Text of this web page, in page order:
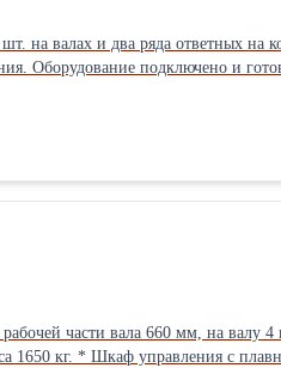
Оборудование подключено и
1650 кг. * Шкаф управления с